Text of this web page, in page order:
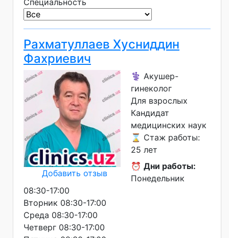
Рахматуллаев Хусниддин
Фахриевич
Добавить отзыв
⚕️ Акушер-
гинеколог
Для взрослых
Кандидат
медицинских наук
⌛ Стаж работы:
25 лет
⏰ Дни работы:
Понедельник
08:30-17:00
Вторник 08:30-17:00
Среда 08:30-17:00
Четверг 08:30-17:00